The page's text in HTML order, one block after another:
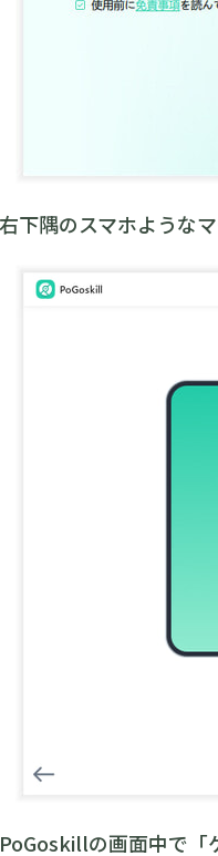
右下隅のスマホような
PoGoskillの画面中で「